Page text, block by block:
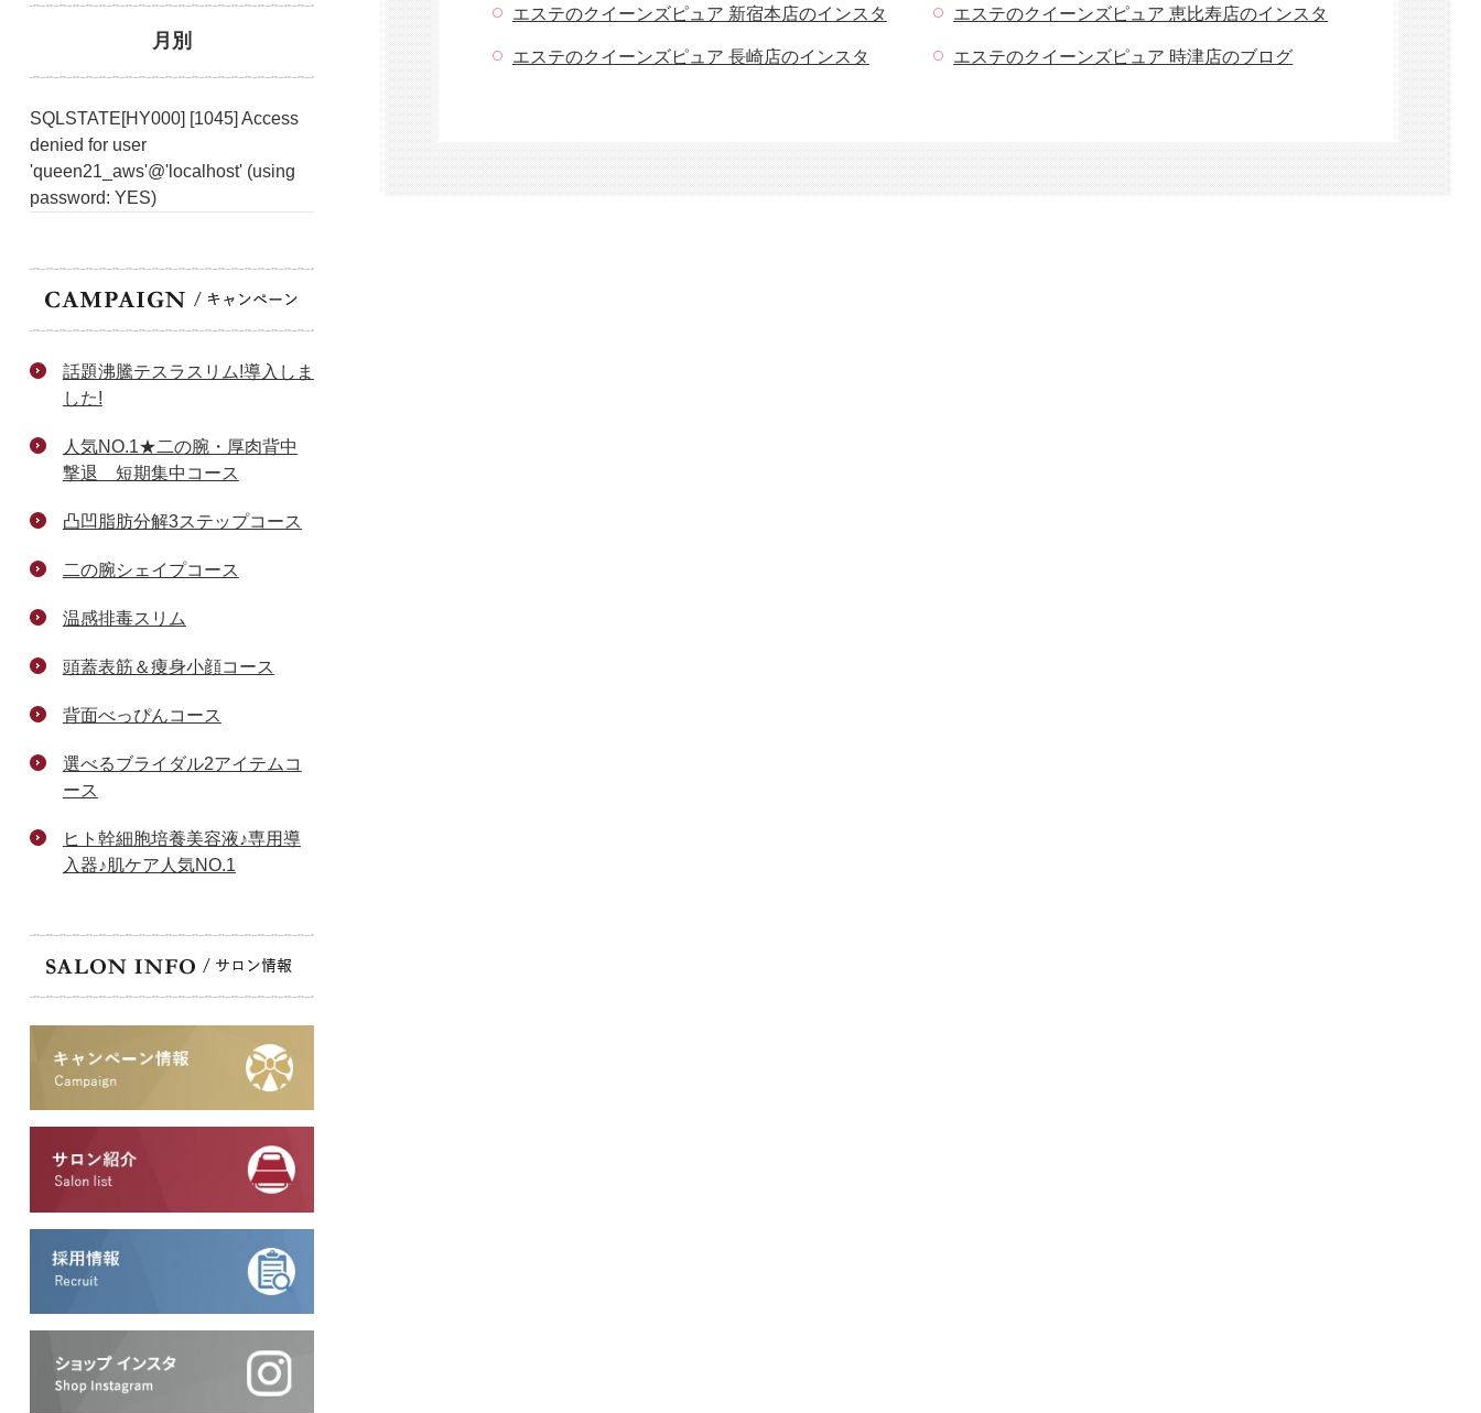
エステのクイーンズピュア 新宿本店のインスタ エステのクイーンズピュア 恵比寿店のインスタ
エステのクイーンズピュア 長崎店のインスタ エステのクイーンズピュア 時津店のブログ
月別
SQLSTATE[HY000] [1045] Access
denied for user
'queen21_aws'@'localhost' (using
password: YES)
話題沸騰テスラスリム!導入しま
した!
人気NO.1★二の腕・厚肉背中
撃退 短期集中コース
凸凹脂肪分解3ステップコース
二の腕シェイプコース
温感排毒スリム
頭蓋表筋＆痩身小顔コース
背面べっぴんコース
選べるブライダル2アイテムコ
ース
ヒト幹細胞培養美容液♪専用導
入器♪肌ケア人気NO.1